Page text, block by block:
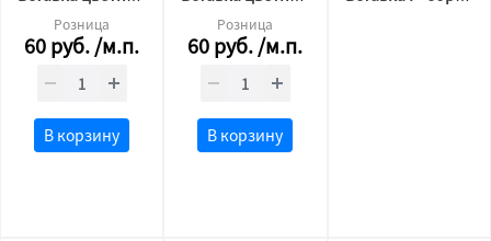
Розница
60руб./м.п.
В корзину
Розница
60руб./м.п.
В корзину